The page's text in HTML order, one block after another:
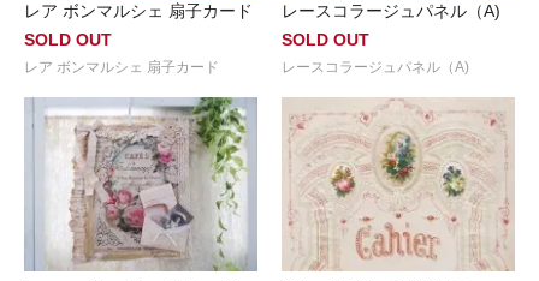
レア ボンマルシェ 扇子カード
SOLD OUT
レア ボンマルシェ 扇子カード
レースコラージュパネル（A)
SOLD OUT
レースコラージュパネル（A)